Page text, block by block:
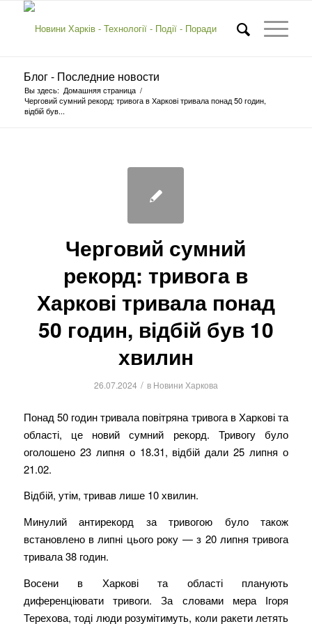
Блог - Последние новости
Вы здесь: Домашняя страница /
Черговий сумний рекорд: тривога в Харкові тривала понад 50 годин,
відбій був...
Черговий сумний
рекорд: тривога в
Харкові тривала понад
50 годин, відбій був 10
хвилин
26.07.2024 / в Новини Харкова
Понад 50 годин тривала повітряна тривога в Харкові та
області, це новий сумний рекорд. Тривогу було
оголошено 23 липня о 18.31, відбій дали 25 липня о
21.02.
Відбій, утім, тривав лише 10 хвилин.
Минулий антирекорд за тривогою було також
встановлено в липні цього року — з 20 липня тривога
тривала 38 годин.
Восени в Харкові та області планують
диференціювати тривоги. За словами мера Ігоря
Терехова, тоді люди розумітимуть, коли ракети летять